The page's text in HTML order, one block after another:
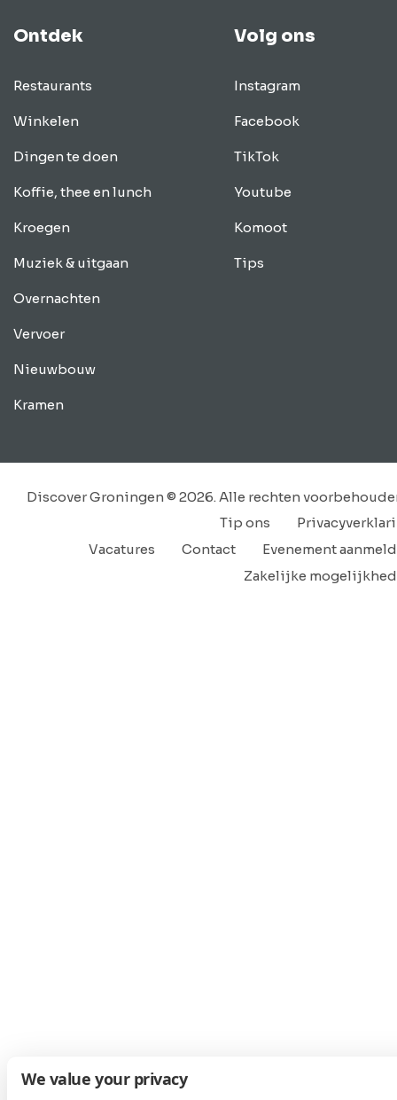
Ontdek
Restaurants
Winkelen
Dingen te doen
Koffie, thee en lunch
Kroegen
Muziek & uitgaan
Overnachten
Vervoer
Nieuwbouw
Kramen
Volg ons
Instagram
Facebook
TikTok
Youtube
Komoot
Tips
Discover Groningen © 2026. Alle rechten
Tip ons
Evenement
Contact
Vacatures
Zakelijke
We value your privacy